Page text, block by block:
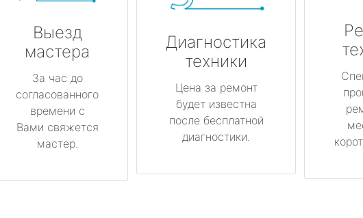
Выезд
мастера
За час до
согласованного
времени с
Вами свяжется
мастер.
Диагностика
техники
Цена за ремонт
будет известна
после бесплатной
диагностики.